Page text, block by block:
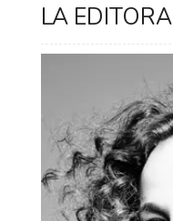
LA EDITORA